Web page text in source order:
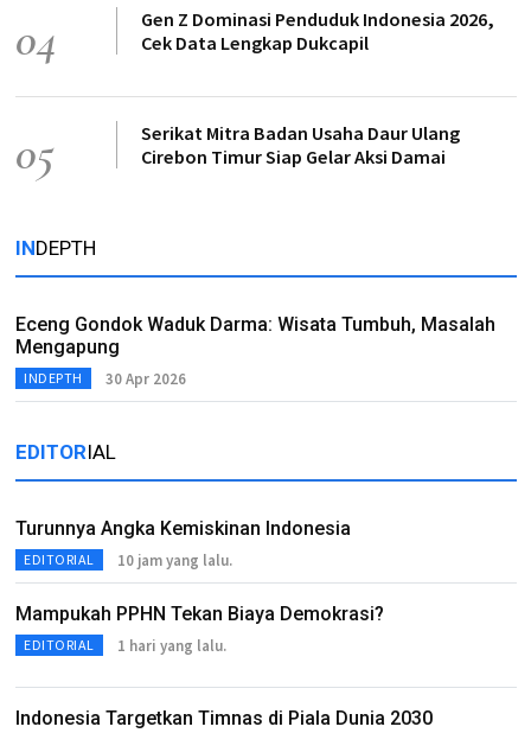
04
Gen Z Dominasi Penduduk Indonesia 2026,
Cek Data Lengkap Dukcapil
05
Serikat Mitra Badan Usaha Daur Ulang
Cirebon Timur Siap Gelar Aksi Damai
INDEPTH
Eceng Gondok Waduk Darma: Wisata Tumbuh, Masalah
Mengapung
INDEPTH 30 Apr 2026
EDITORIAL
Turunnya Angka Kemiskinan Indonesia
EDITORIAL 10 jam yang lalu.
Mampukah PPHN Tekan Biaya Demokrasi?
EDITORIAL 1 hari yang lalu.
Indonesia Targetkan Timnas di Piala Dunia 2030